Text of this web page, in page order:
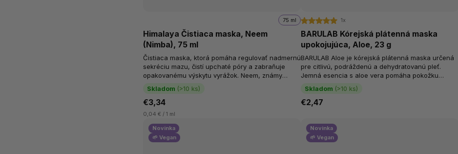
Himalaya Čistiaca maska, Neem
(Nimba), 75 ml
Skladom (>10 ks)
75 ml
€3,34
0,04 € / 1 ml
Čistiaca maska, ktorá pomáha regulovať nadmernú
sekréciu mazu, čistí upchaté póry a zabraňuje
opakovanému výskytu vyrážok. Neem, známy
svojimi čistiacimi a antibakteriálnymi...
BARULAB Kórejská plátenná maska
upokojujúca, Aloe, 23 g
1x
Skladom (>10 ks)
€2,47
BARULAB Aloe je kórejská plátenná maska určená
pre citlivú, podráždenú a dehydratovanú pleť.
Jemná esencia s aloe vera pomáha pokožku
hydratovať, upokojiť a podporiť jej svieži...
Novinka
🌱 Vegan
Novinka
🌱 Vegan